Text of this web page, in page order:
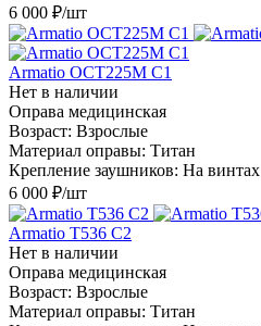
6 000 ₽/шт
Armatio OCT225M С1
Нет в наличии
Оправа медицинская
Возраст: Взрослые
Материал оправы: Титан
Крепление заушников: На винтах
6 000 ₽/шт
Armatio T536 С2
Нет в наличии
Оправа медицинская
Возраст: Взрослые
Материал оправы: Титан